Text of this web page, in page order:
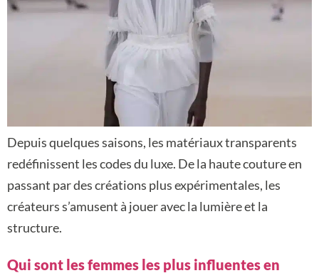
Depuis quelques saisons, les matériaux transparents
redéfinissent les codes du luxe. De la haute couture en
passant par des créations plus expérimentales, les
créateurs s’amusent à jouer avec la lumière et la
structure.
Qui sont les femmes les plus influentes en